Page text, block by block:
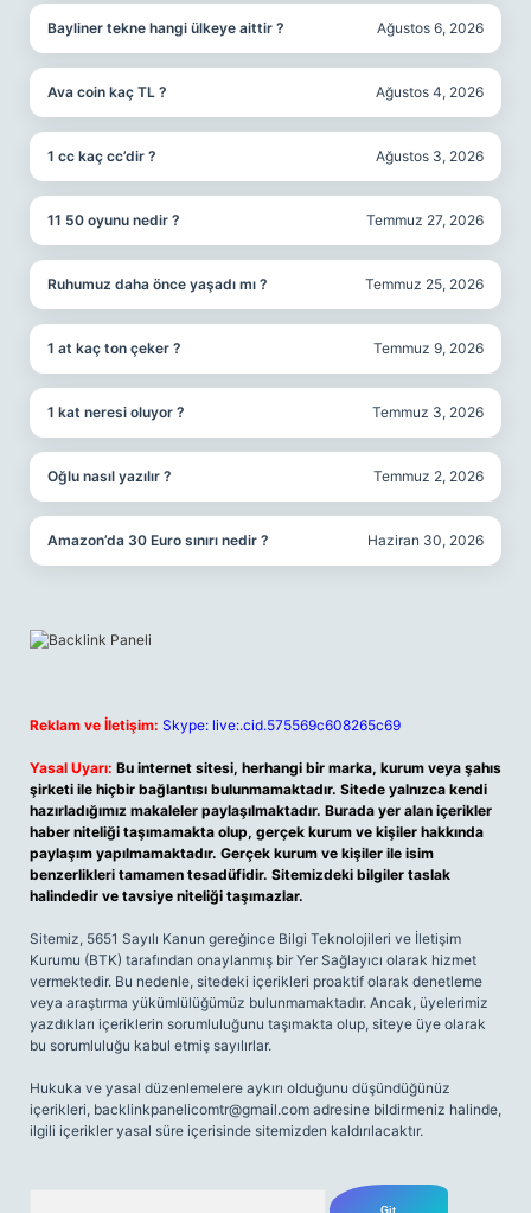
Bayliner tekne hangi ülkeye aittir ? Ağustos 6, 2026
Ava coin kaç TL ? Ağustos 4, 2026
1 cc kaç cc’dir ? Ağustos 3, 2026
11 50 oyunu nedir ? Temmuz 27, 2026
Ruhumuz daha önce yaşadı mı ? Temmuz 25, 2026
1 at kaç ton çeker ? Temmuz 9, 2026
1 kat neresi oluyor ? Temmuz 3, 2026
Oğlu nasıl yazılır ? Temmuz 2, 2026
Amazon’da 30 Euro sınırı nedir ? Haziran 30, 2026
Reklam ve İletişim: Skype: live:.cid.575569c608265c69
Yasal Uyarı: Bu internet sitesi, herhangi bir marka, kurum veya şahıs
şirketi ile hiçbir bağlantısı bulunmamaktadır. Sitede yalnızca kendi
hazırladığımız makaleler paylaşılmaktadır. Burada yer alan içerikler
haber niteliği taşımamakta olup, gerçek kurum ve kişiler hakkında
paylaşım yapılmamaktadır. Gerçek kurum ve kişiler ile isim
benzerlikleri tamamen tesadüfidir. Sitemizdeki bilgiler taslak
halindedir ve tavsiye niteliği taşımazlar.
Sitemiz, 5651 Sayılı Kanun gereğince Bilgi Teknolojileri ve İletişim
Kurumu (BTK) tarafından onaylanmış bir Yer Sağlayıcı olarak hizmet
vermektedir. Bu nedenle, sitedeki içerikleri proaktif olarak denetleme
veya araştırma yükümlülüğümüz bulunmamaktadır. Ancak, üyelerimiz
yazdıkları içeriklerin sorumluluğunu taşımakta olup, siteye üye olarak
bu sorumluluğu kabul etmiş sayılırlar.
Hukuka ve yasal düzenlemelere aykırı olduğunu düşündüğünüz
içerikleri, backlinkpanelicomtr@gmail.com adresine bildirmeniz halinde,
ilgili içerikler yasal süre içerisinde sitemizden kaldırılacaktır.